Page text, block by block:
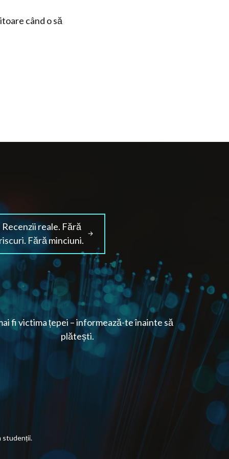
când o să
Recenzii reale. Fără
Fără minciuni.
fi victima țepei – informează-te înainte să
plătești.
studenții.